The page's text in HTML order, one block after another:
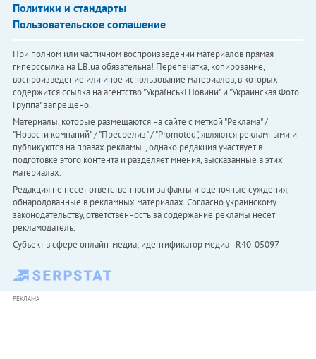
Политики и стандарты
Пользовательское соглашение
При полном или частичном воспроизведении материалов прямая
гиперссылка на LB.ua обязательна! Перепечатка, копирование,
воспроизведение или иное использование материалов, в которых
содержится ссылка на агентство "Українськi Новини" и "Украинская Фото
Группа" запрещено.
Материалы, которые размещаются на сайте с меткой "Реклама" /
"Новости компаний" / "Пресрелиз" / "Promoted", являются рекламными и
публикуются на правах рекламы. , однако редакция участвует в
подготовке этого контента и разделяет мнения, высказанные в этих
материалах.
Редакция не несет ответственности за факты и оценочные суждения,
обнародованные в рекламных материалах. Согласно украинскому
законодательству, ответственность за содержание рекламы несет
рекламодатель.
Субъект в сфере онлайн-медиа; идентификатор медиа - R40-05097
РЕКЛАМА